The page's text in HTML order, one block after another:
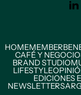
HOMEMEMBER
CAFÉ Y
BRAND STUDIO
LIFESTYLE
EDICIONES
NEWSLETTERS